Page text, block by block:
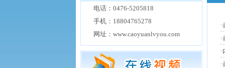
电话：0476-5205818
手机：18804765278
网址：www.caoyuanlvyou.com